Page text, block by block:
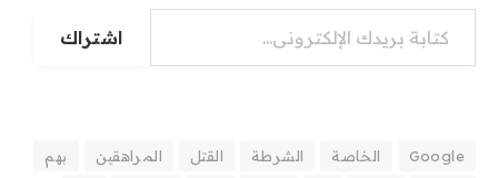
كتابة بريدك الإلكتروني...
اشتراك
Google الخاصة الشرطة القتل المراهقين بهم